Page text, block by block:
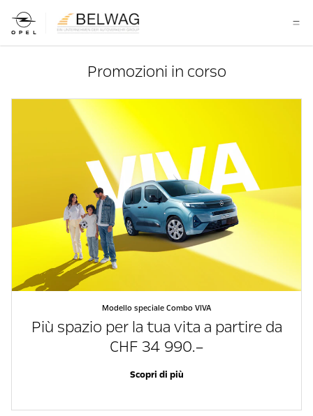
Promozioni in corso
Modello speciale Combo VIVA
Più spazio per la tua vita a partire da
CHF 34 990.–
Scopri di più